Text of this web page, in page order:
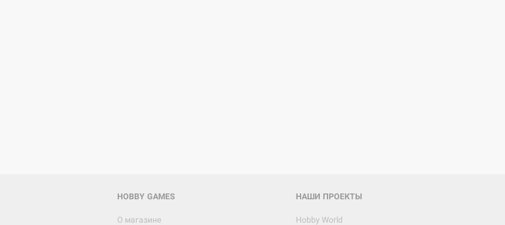
HOBBY GAMES
О магазине
НАШИ ПРОЕКТЫ
Hobby World